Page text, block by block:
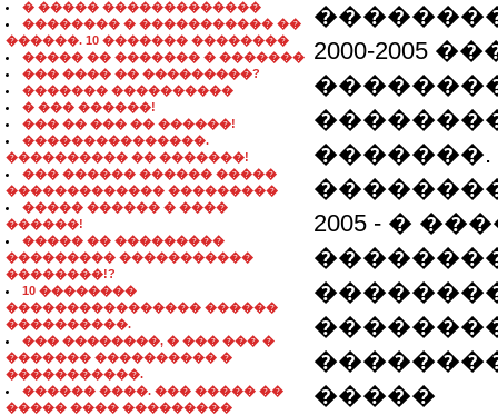
� ����� �������������
�������� � ����������� ��
������. 10 ������� ��������
����� �� ������� � �������
��� ���� �� ���������?
������� ����������
� ��� ������!
��� �� ��� �� ������!
���������������.
���������� �� �������!
��� ������ ������ �����
������������� ���������
����� ������ � ����
������!
����� �� ���������
��������� �����������
��������!?
10 ��������
���������������� ������
����������.
��� ��������, � ��� ��� �
������� ���������� �
�����������.
������ ����. ��� ����� ��
����� ���� ���������
2000-
2005 - �
�����